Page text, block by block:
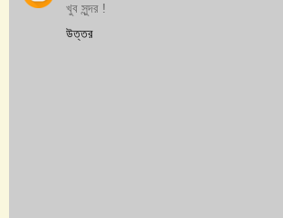
খুব সুন্দর !
উত্তর